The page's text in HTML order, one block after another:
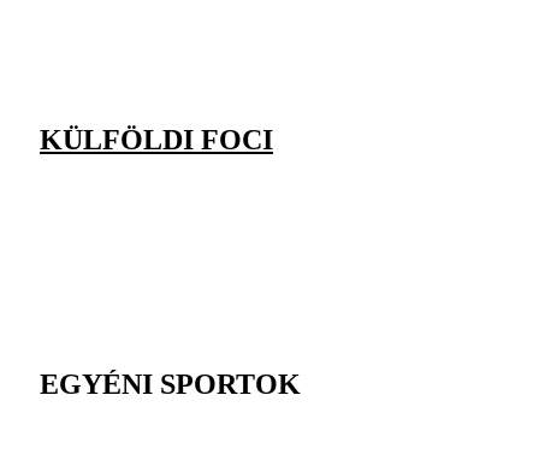
KÜLFÖLDI FOCI
EGYÉNI SPORTOK